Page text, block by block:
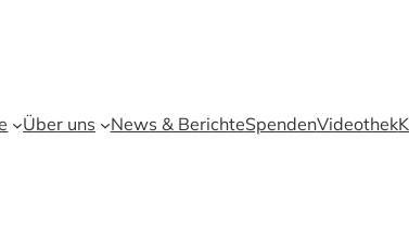
Über uns News & BerichteSpendenVideothek